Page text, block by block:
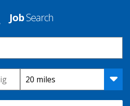
JobSearch
Distance